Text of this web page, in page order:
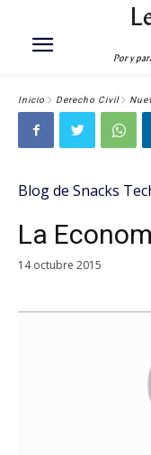
Por y
Inicio Derecho Civil
Blog de Snacks
La
14 octubre 2015